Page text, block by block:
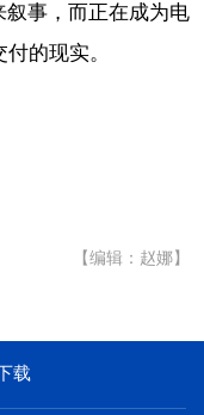
事，而正在成为电
的现实。
【编辑：赵娜】
载